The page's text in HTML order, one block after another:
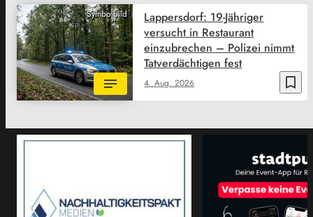
Symbolbild
bookmark_border
4. Aug. 2026
Lappersdorf: 19-Jähriger
versucht in Restaurant
einzubrechen – Polizei nimmt
Tatverdächtigen fest